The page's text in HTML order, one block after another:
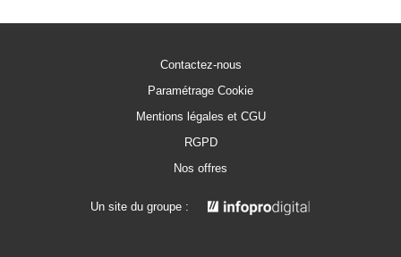
Contactez-nous
Paramétrage Cookie
Mentions légales et CGU
RGPD
Nos offres
Un site du groupe :